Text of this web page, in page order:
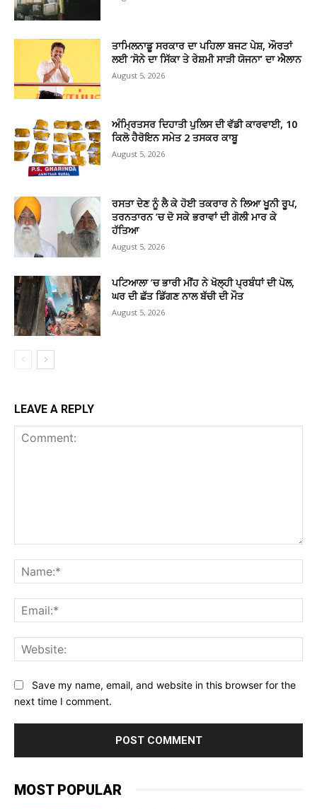
ਤਾਮਿਲਨਾਡੂ ਸਰਕਾਰ ਦਾ ਪਹਿਲਾ ਬਜਟ ਪੇਸ਼, ਔਰਤਾਂ
ਲਈ ‘ਸੋਨੇ ਦਾ ਸਿੱਕਾ ਤੇ ਰੇਸ਼ਮੀ ਸਾੜੀ ਯੋਜਨਾ’ ਦਾ ਐਲਾਨ
August 5, 2026
ਅੰਮ੍ਰਿਤਸਰ ਦਿਹਾਤੀ ਪੁਲਿਸ ਦੀ ਵੱਡੀ ਕਾਰਵਾਈ, 10
ਕਿਲੋ ਹੈਰੋਇਨ ਸਮੇਤ 2 ਤਸਕਰ ਕਾਬੂ
August 5, 2026
ਰਸਤਾ ਦੇਣ ਨੂੰ ਲੈ ਕੇ ਹੋਈ ਤਕਰਾਰ ਨੇ ਲਿਆ ਖੂਨੀ ਰੂਪ,
ਤਰਨਤਾਰਨ ’ਚ ਦੋ ਸਕੇ ਭਰਾਵਾਂ ਦੀ ਗੋਲੀ ਮਾਰ ਕੇ
ਹੱਤਿਆ
August 5, 2026
ਪਟਿਆਲਾ ’ਚ ਭਾਰੀ ਮੀਂਹ ਨੇ ਖੋਲ੍ਹੀ ਪ੍ਰਬੰਧਾਂ ਦੀ ਪੋਲ,
ਘਰ ਦੀ ਛੱਤ ਡਿੱਗਣ ਨਾਲ ਬੱਚੀ ਦੀ ਮੌਤ
August 5, 2026
LEAVE A REPLY
Save my name, email, and website in this browser for the
next time I comment.
MOST POPULAR